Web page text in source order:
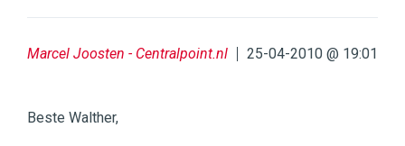
Marcel Joosten - Centralpoint.nl 25-04-2010 @ 19:01
Beste Walther,